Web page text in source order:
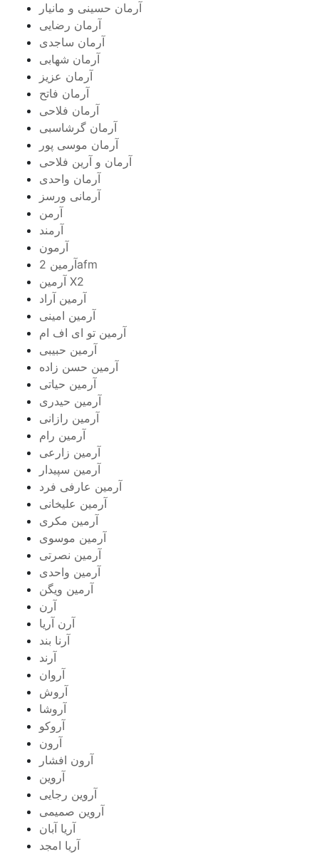
آرمان حسینی و مانیار
آرمان رضایی
آرمان ساجدی
آرمان شهابی
آرمان عزیز
آرمان فاتح
آرمان فلاحی
آرمان گرشاسبی
آرمان موسی پور
آرمان و آرین فلاحی
آرمان واحدی
آرمانی ورسز
آرمن
آرمند
آرمون
آرمین 2afm
آرمین X2
آرمین آراد
آرمین امینی
آرمین تو ای اف ام
آرمین حبیبی
آرمین حسن زاده
آرمین حیاتی
آرمین حیدری
آرمین رازانی
آرمین رام
آرمین زارعی
آرمین سپیدار
آرمین عارفی فرد
آرمین علیخانی
آرمین مکری
آرمین موسوی
آرمین نصرتی
آرمین واحدی
آرمین ویگن
آرن
آرن آریا
آرنا بند
آرند
آروان
آروش
آروشا
آروکو
آرون
آرون افشار
آروین
آروین رجایی
آروین صمیمی
آریا آبان
آریا امجد